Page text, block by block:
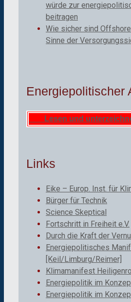
würde zur
beitragen
Wie sicher sind
Sinne der
Energiepolitischer
Lesen und
Links
Eike – Europ. Inst. für
Bürger für Technik
Science Skeptical
Fortschritt in Freiheit e.V.
Durch die Kraft der
Energiepolitisches
[Keil/Limburg/Reimer]
Klimamanifest
Energiepolitik im
Energiepolitik im